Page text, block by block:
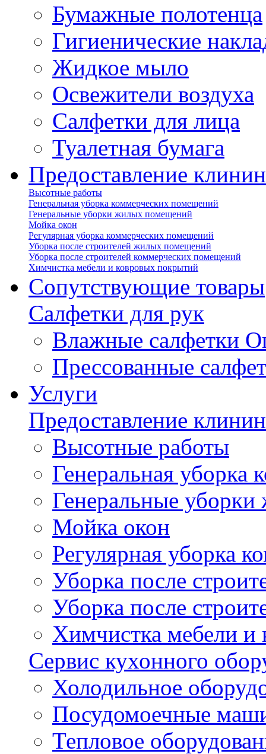
Бумажные полотенца
Гигиенические
Жидкое мыло
Освежители воздуха
Салфетки для лица
Туалетная бумага
Предоставление
Высотные работы
Генеральная уборка коммерческих помещений
Генеральные уборки жилых помещений
Мойка окон
Регулярная уборка коммерческих помещений
Уборка после строителей жилых помещений
Уборка после строителей коммерческих помещений
Химчистка мебели и ковровых покрытий
Сопутствующие товары
Салфетки для рук
Влажные салфетки
Прессованные
Услуги
Предоставление
Высотные работы
Генеральная
Генеральные
Мойка окон
Регулярная уборка
Уборка после
Уборка после
Химчистка мебели
Сервис кухонного
Холодильное
Посудомоечные
Тепловое